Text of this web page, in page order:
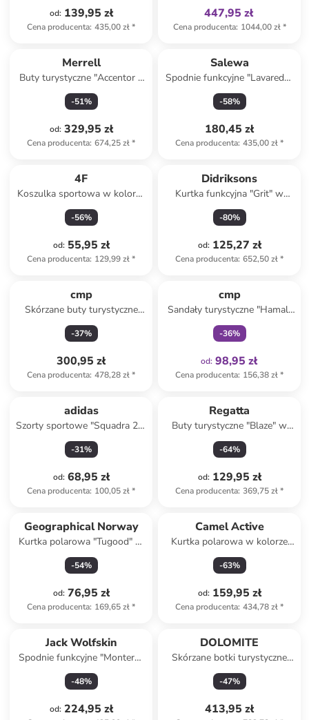
od: 139,95 zł
Cena producenta: 435,00 zł*
447,95 zł
Cena producenta: 1044,00 zł*
Merrell
Buty turystyczne "Accentor 3
GTX" w kolorze szarym
-51%
od: 329,95 zł
Cena producenta: 674,25 zł*
Salewa
Spodnie funkcyjne "Lavaredo"
w kolorze jasnobrązowym
-58%
180,45 zł
Cena producenta: 435,00 zł*
4F
Koszulka sportowa w kolorze
pomarańczowym
-56%
od: 55,95 zł
Cena producenta: 129,99 zł*
Didriksons
Kurtka funkcyjna "Grit" w
kolorze bordowo-czerwonym
-80%
od: 125,27 zł
Cena producenta: 652,50 zł*
cmp
Skórzane buty turystyczne
"Moon" w kolorze zielono-
czarnym
-37%
300,95 zł
Cena producenta: 478,28 zł*
cmp
Sandały turystyczne "Hamal"
w kolorze kremowo-
oliwkowym
-36%
od: 98,95 zł
Cena producenta: 156,38 zł*
adidas
Szorty sportowe "Squadra 21"
w kolorze białym
-31%
od: 68,95 zł
Cena producenta: 100,05 zł*
Regatta
Buty turystyczne "Blaze" w
kolorze beżowym
-64%
od: 129,95 zł
Cena producenta: 369,75 zł*
Geographical Norway
Kurtka polarowa "Tugood" w
kolorze czarnym
-54%
od: 76,95 zł
Cena producenta: 169,65 zł*
Camel Active
Kurtka polarowa w kolorze
szarym
-63%
od: 159,95 zł
Cena producenta: 434,78 zł*
Jack Wolfskin
Spodnie funkcyjne "Montero"
w kolorze granatowym
-48%
od: 224,95 zł
DOLOMITE
Skórzane botki turystyczne
"Zernez GTX" w kolorze
szarym
-47%
413,95 zł